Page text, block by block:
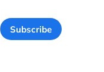
Subscribe